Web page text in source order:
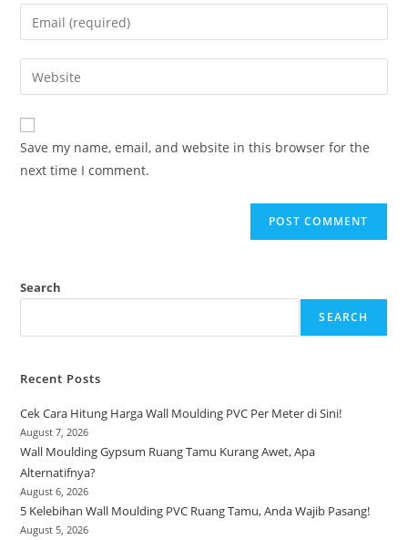
name
comment
Enter
your
email
address
comment
Enter
your
website
URL
(optional)
Save my name, email, and website in this browser for the
next time I comment.
Search
SEARCH
Recent Posts
Cek Cara Hitung Harga Wall Moulding PVC Per Meter di Sini!
August 7, 2026
Wall Moulding Gypsum Ruang Tamu Kurang Awet, Apa
Alternatifnya?
August 6, 2026
5 Kelebihan Wall Moulding PVC Ruang Tamu, Anda Wajib Pasang!
August 5, 2026